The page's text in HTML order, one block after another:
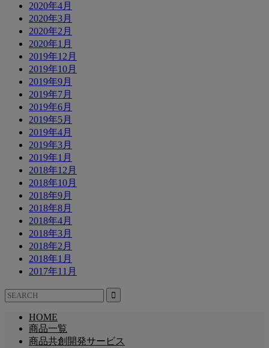
2020年4月
2020年3月
2020年2月
2020年1月
2019年12月
2019年10月
2019年9月
2019年7月
2019年6月
2019年5月
2019年4月
2019年3月
2019年1月
2018年12月
2018年10月
2018年9月
2018年8月
2018年4月
2018年3月
2018年2月
2018年1月
2017年11月
HOME
商品一覧
商品共創開発サービス